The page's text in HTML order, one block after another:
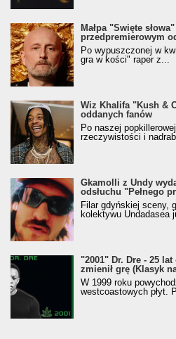
Małpa "Święte
przedpremierowym
Po wypuszczonej w
gra w kości" raper z...
Wiz Khalifa "Kush &
oddanych fanów
Po naszej
rzeczywistości i
Gkamolli z Undy
odsłuchu "Pełnego
Filar gdyńskiej sceny,
kolektywu Undadasea
"2001" Dr. Dre - 25
zmienił grę (Klasyk
W 1999 roku
westcoastowych płyt.